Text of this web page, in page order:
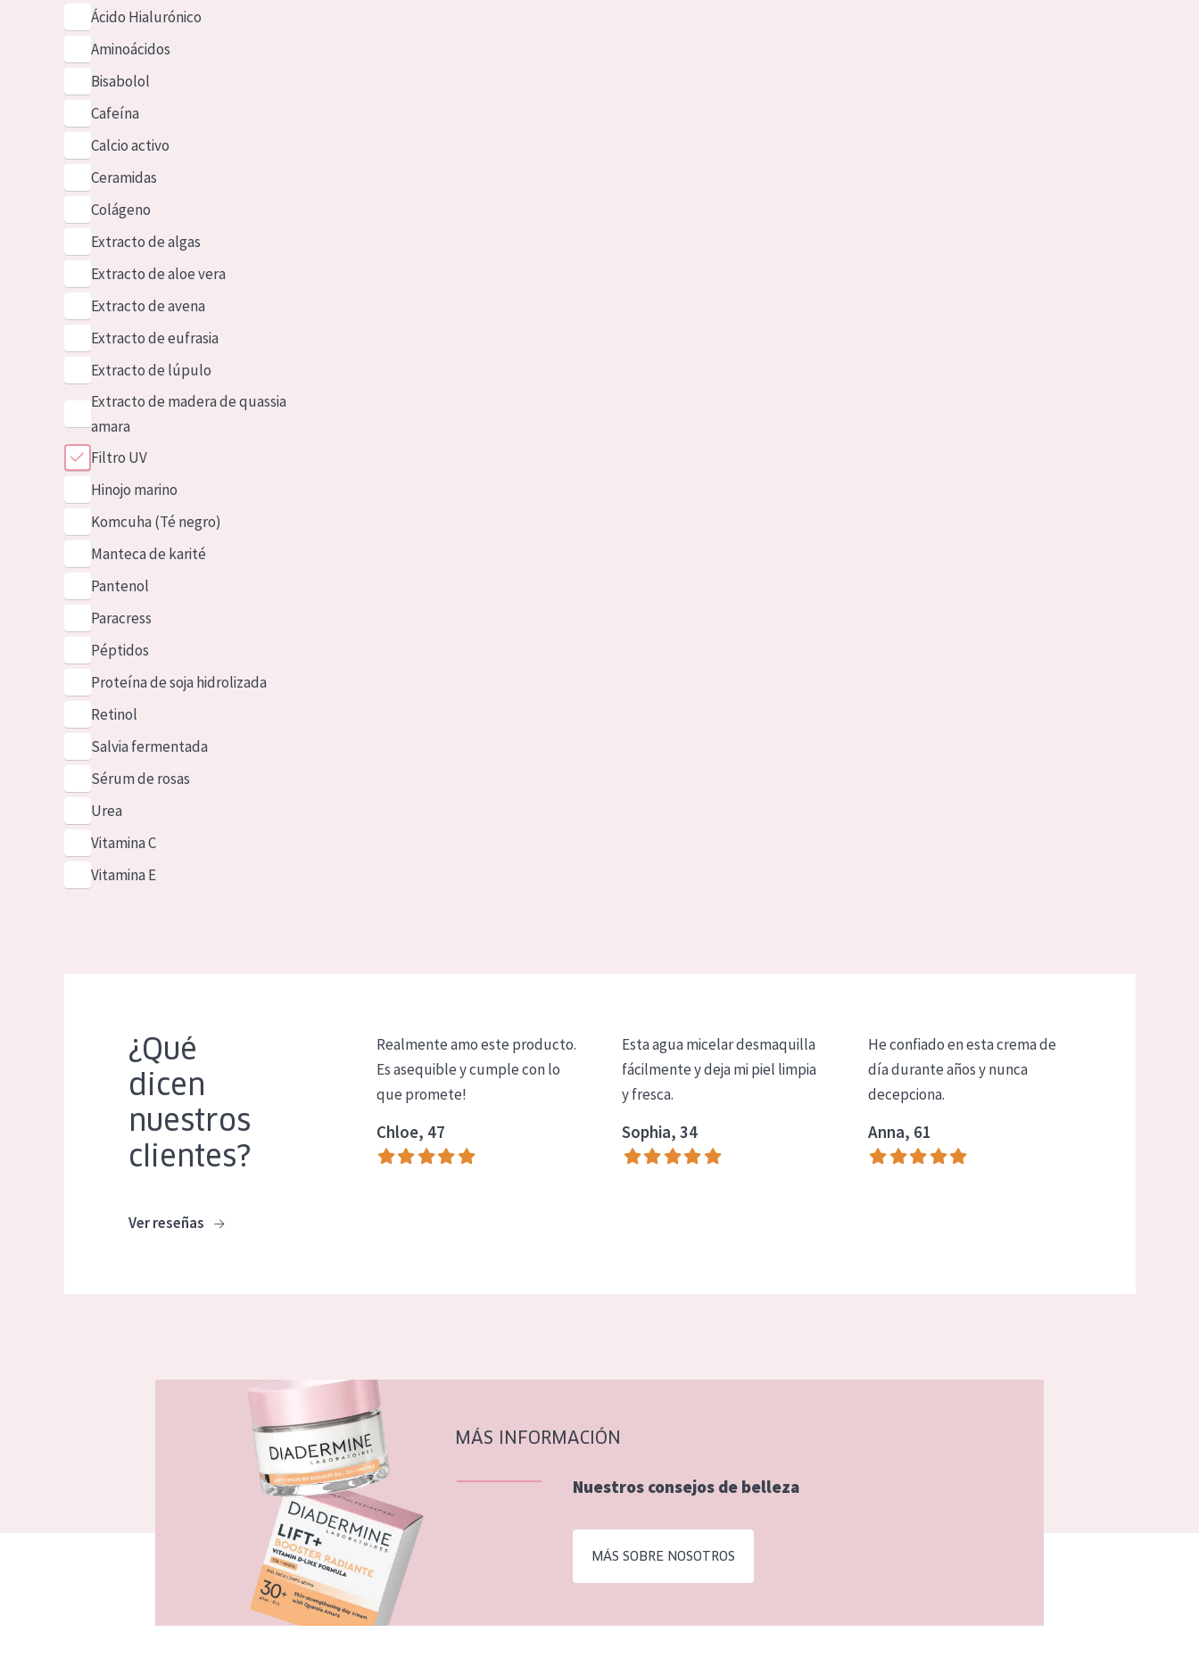
Ácido Hialurónico
Aminoácidos
Bisabolol
Cafeína
Calcio activo
Ceramidas
Colágeno
Extracto de algas
Extracto de aloe vera
Extracto de avena
Extracto de eufrasia
Extracto de lúpulo
Extracto de madera de quassia
amara
Filtro UV
Hinojo marino
Komcuha (Té negro)
Manteca de karité
Pantenol
Paracress
Péptidos
Proteína de soja hidrolizada
Retinol
Salvia fermentada
Sérum de rosas
Urea
Vitamina C
Vitamina E
¿Qué
dicen
nuestros
clientes?
Ver reseñas
Realmente amo este producto.
Es asequible y cumple con lo
que promete!
Chloe, 47
Esta agua micelar desmaquilla
fácilmente y deja mi piel limpia
y fresca.
Sophia, 34
He confiado en esta crema de
día durante años y nunca
decepciona.
Anna, 61
MÁS INFORMACIÓN
Nuestros consejos de belleza
MÁS SOBRE NOSOTROS